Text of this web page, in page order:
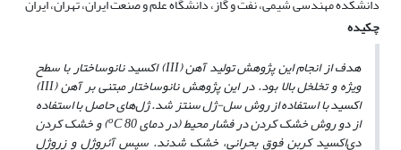
دانشکده مهندسی شیمی، نفت و گاز، دانشگاه علم و صنعت ایران، تهران، ایران
چکیده
هدف از انجام این پژوهش تولید آهن (III) اکسید نانوساختاربا سطح
ویژه و تخلخل بالا بود.در این پژوهشنانوساختار مبتنی بر آهن (III
)
اکسید با استفاده از روش سل-ژل سنتز شد. ژل‌های حاصل با استفاده
از دو روش خشک کردندر فشار محیط (در دمای oC80) و خشک کردن
دی‌اکسید کربن فوق بحرانی، خشک شدند. سپس آئروژل و زروژل